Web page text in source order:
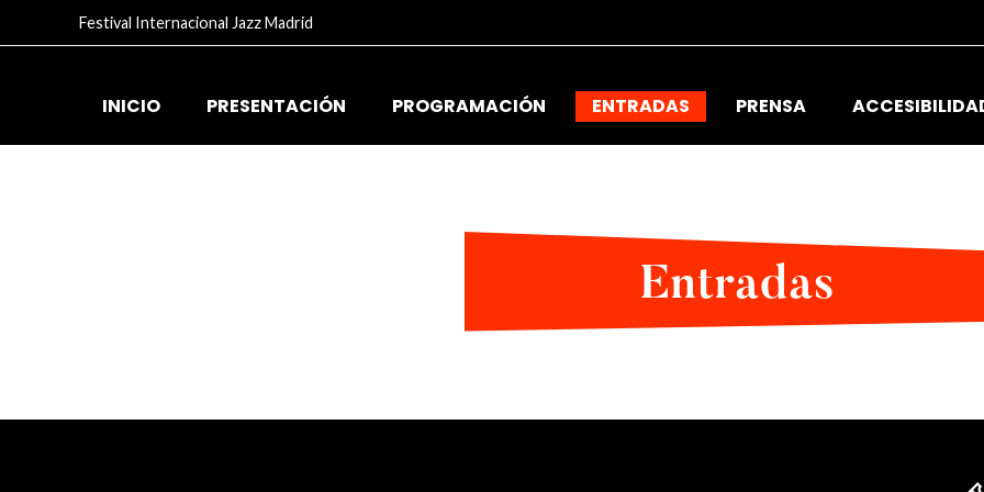
Festival Internacional Jazz Madrid
INICIO PRESENTACIÓN PROGRAMACIÓN ENTRADAS PRENSA
Entradas